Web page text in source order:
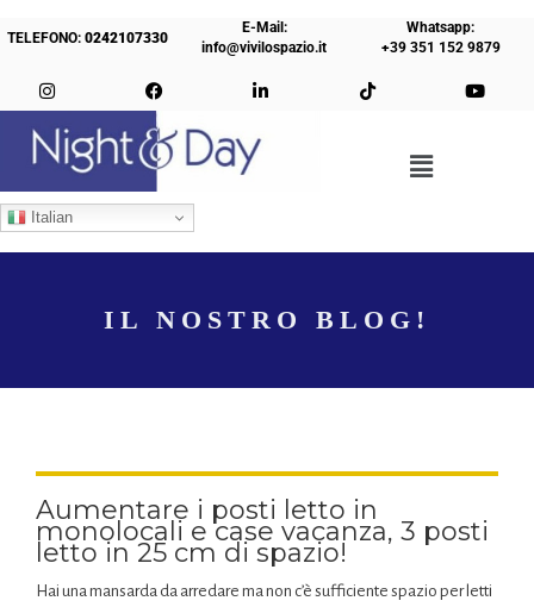
TELEFONO:0242107330
E-Mail:
info@vivilospazio.it
Whatsapp:
+39 351 152 9879
Italian
IL NOSTRO BLOG!
Aumentare i posti letto in
monolocali e case vacanza, 3 posti
letto in 25 cm di spazio!
Hai una mansarda da arredare ma non c’è sufficiente spazio per letti